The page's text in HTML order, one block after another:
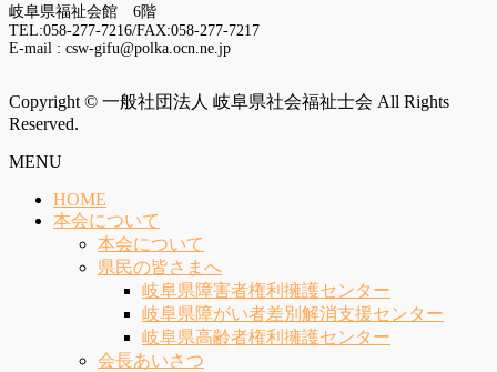
岐阜県福祉会館 6階
TEL:058-277-7216/FAX:058-277-7217
E-mail : csw-gifu@polka.ocn.ne.jp
Copyright © 一般社団法人 岐阜県社会福祉士会 All Rights
Reserved.
MENU
HOME
本会について
本会について
県民の皆さまへ
岐阜県障害者権利擁護センター
岐阜県障がい者差別解消支援センター
岐阜県高齢者権利擁護センター
会長あいさつ